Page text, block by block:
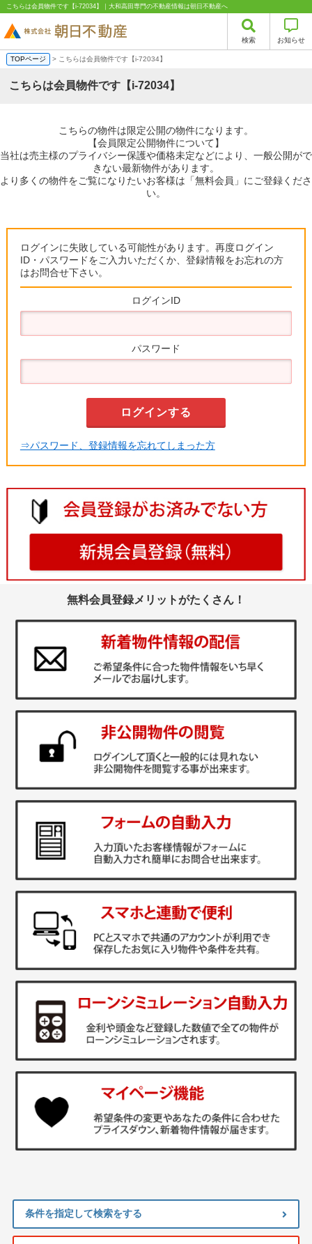
こちらは会員物件です【i-72034】｜大和高田専門の不動産情報は朝日不動産へ
検索 お知らせ
TOPページ > こちらは会員物件です【i-72034】
こちらは会員物件です【i-72034】
こちらの物件は限定公開の物件になります。
【会員限定公開物件について】
当社は売主様のプライバシー保護や価格未定などにより、一般公開がで
きない最新物件があります。
より多くの物件をご覧になりたいお客様は「無料会員」にご登録くださ
い。
ログインに失敗している可能性があります。再度ログイン
ID・パスワードをご入力いただくか、登録情報をお忘れの方
はお問合せ下さい。
ログインID
パスワード
⇒パスワード、登録情報を忘れてしまった方
無料会員登録メリットがたくさん！
条件を指定して検索をする